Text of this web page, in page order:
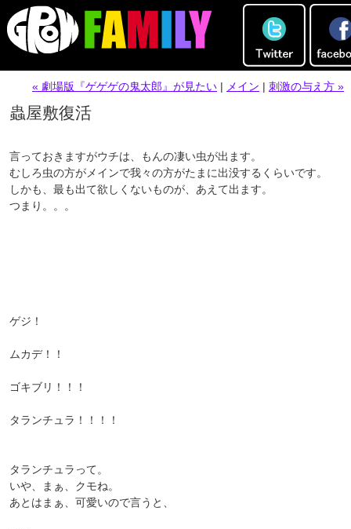
« 劇場版『ゲゲゲの鬼太郎』が見たい | メイン | 刺激の与え方 »
蟲屋敷復活
言っておきますがウチは、もんの凄い虫が出ます。
むしろ虫の方がメインで我々の方がたまに出没するくらいです。
しかも、最も出て欲しくないものが、あえて出ます。
つまり。。。
ゲジ！
ムカデ！！
ゴキブリ！！！
タランチュラ！！！！
タランチュラって。
いや、まぁ、クモね。
あとはまぁ、可愛いので言うと、